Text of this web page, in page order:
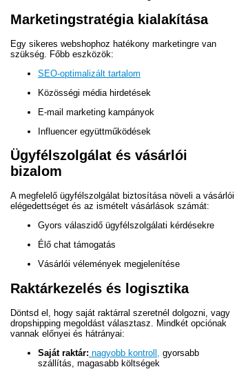
Marketingstratégia kialakítása
Egy sikeres webshophoz hatékony marketingre van
szükség. Főbb eszközök:
SEO-optimalizált tartalom
Közösségi média hirdetések
E-mail marketing kampányok
Influencer együttműködések
Ügyfélszolgálat és vásárlói
bizalom
A megfelelő ügyfélszolgálat biztosítása növeli a vásárlói
elégedettséget és az ismételt vásárlások számát:
Gyors válaszidő ügyfélszolgálati kérdésekre
Élő chat támogatás
Vásárlói vélemények megjelenítése
Raktárkezelés és logisztika
Döntsd el, hogy saját raktárral szeretnél dolgozni, vagy
dropshipping megoldást választasz. Mindkét opciónak
vannak előnyei és hátrányai:
Saját raktár: nagyobb kontroll, gyorsabb
szállítás, magasabb költségek